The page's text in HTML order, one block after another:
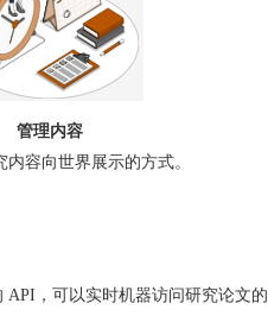
管理内容
内容向世界展示的方式。
，可以实时机器访问研究论文的